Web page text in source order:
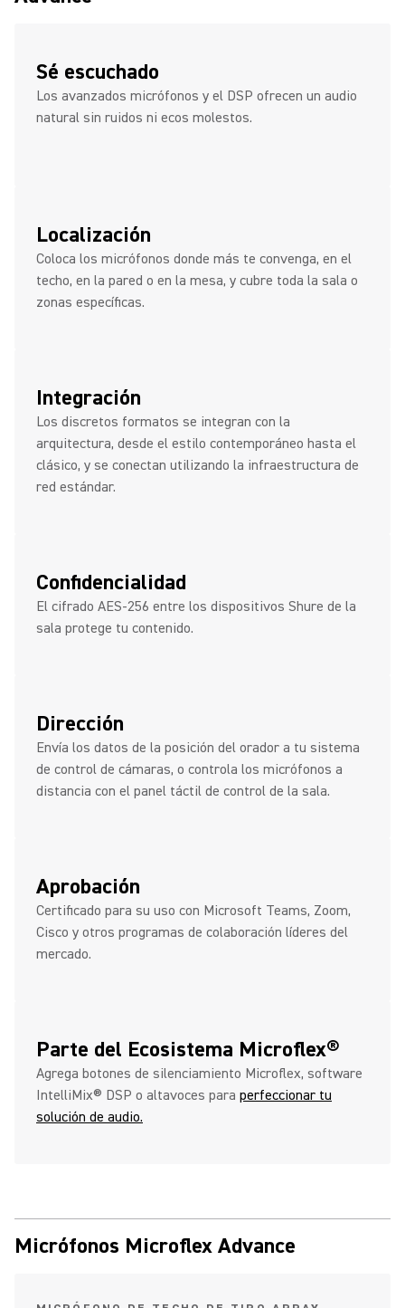
Sé escuchado
Los avanzados micrófonos y el DSP ofrecen un audio
natural sin ruidos ni ecos molestos.
Localización
Coloca los micrófonos donde más te convenga, en el
techo, en la pared o en la mesa, y cubre toda la sala o
zonas específicas.
Integración
Los discretos formatos se integran con la
arquitectura, desde el estilo contemporáneo hasta el
clásico, y se conectan utilizando la infraestructura de
red estándar.
Confidencialidad
El cifrado AES-256 entre los dispositivos Shure de la
sala protege tu contenido.
Dirección
Envía los datos de la posición del orador a tu sistema
de control de cámaras, o controla los micrófonos a
distancia con el panel táctil de control de la sala.
Aprobación
Certificado para su uso con Microsoft Teams, Zoom,
Cisco y otros programas de colaboración líderes del
mercado.
Parte del Ecosistema Microflex®
Agrega botones de silenciamiento Microflex, software
IntelliMix® DSP o altavoces para perfeccionar tu
solución de audio.
Micrófonos Microflex Advance